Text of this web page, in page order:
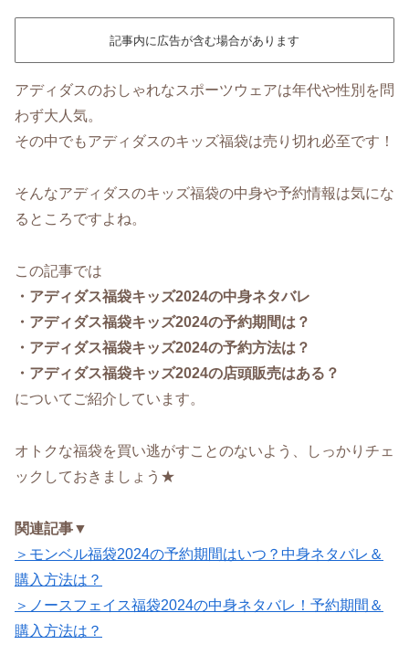
記事内に広告が含む場合があります
アディダスのおしゃれなスポーツウェアは年代や性別を問
わず大人気。
その中でもアディダスのキッズ福袋は売り切れ必至です！
そんなアディダスのキッズ福袋の中身や予約情報は気にな
るところですよね。
この記事では
・アディダス福袋キッズ2024の中身ネタバレ
・アディダス福袋キッズ2024の予約期間は？
・アディダス福袋キッズ2024の予約方法は？
・アディダス福袋キッズ2024の店頭販売はある？
についてご紹介しています。
オトクな福袋を買い逃がすことのないよう、しっかりチェ
ックしておきましょう★
関連記事▼
＞モンベル福袋2024の予約期間はいつ？中身ネタバレ＆
購入方法は？
＞ノースフェイス福袋2024の中身ネタバレ！予約期間＆
購入方法は？